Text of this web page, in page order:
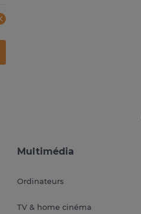
Multimédia
Ordinateurs
TV & home cinéma